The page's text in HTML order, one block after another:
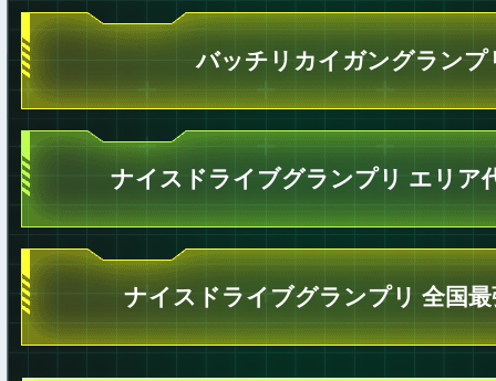
バッチリカイガングランプ
ナイスドライブグランプリ エリア
ナイスドライブグランプリ 全国